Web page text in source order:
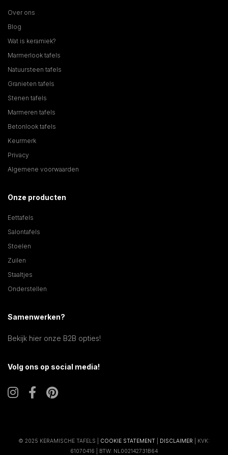
Over ons
Blog
Wat is keramiek?
Marmerlook tafels
Natuursteen tafels
Granieten tafels
Stenen tafels
Marmeren tafels
Betonlook tafels
Keurmerk
Privacy
Algemene voorwaarden
Onze producten
Eettafels
Salontafels
Stoelen
Zuilen
Staaltjes
Onderstellen
Samenwerken?
Bekijk hier onze B2B opties!
Volg ons op social media!
© 2025 KERAMISCHE TAFELS | COOKIE STATEMENT DISCLAIMER | KVK:
61070416 | BTW: NL002142731B64